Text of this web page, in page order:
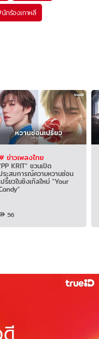
นักร้องเกาหลี
ข่าวเพลงไทย
KRIT" ชวนเปิด
ระสบการณ์ความหวานซ่อน
ปรี้ยวในซิงเกิลใหม่ "Your
56